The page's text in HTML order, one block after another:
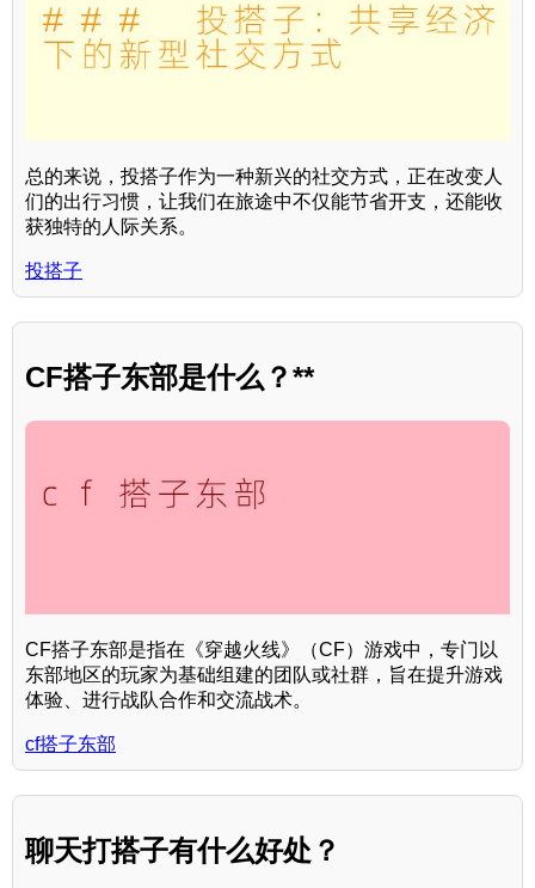
总的来说，投搭子作为一种新兴的社交方式，正在改变人
们的出行习惯，让我们在旅途中不仅能节省开支，还能收
获独特的人际关系。
投搭子
CF搭子东部是什么？**
CF搭子东部是指在《穿越火线》（CF）游戏中，专门以
东部地区的玩家为基础组建的团队或社群，旨在提升游戏
体验、进行战队合作和交流战术。
cf搭子东部
聊天打搭子有什么好处？